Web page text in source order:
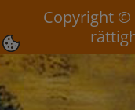
Copyright ©